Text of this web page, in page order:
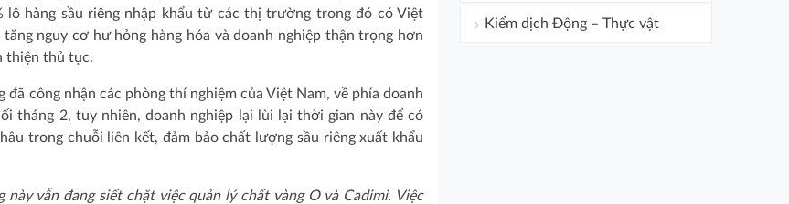
lô hàng sầu riêng nhập khẩu từ các thị trường trong đó có Việt
nguy cơ hư hỏng hàng hóa và doanh nghiệp thận trọng hơn
thiện thủ tục.
công nhận các phòng thí nghiệm của Việt Nam, về phía doanh
tháng 2, tuy nhiên, doanh nghiệp lại lùi lại thời gian này để có
trong chuỗi liên kết, đảm bảo chất lượng sầu riêng xuất khẩu
vẫn đang siết chặt việc quản lý chất vàng O và Cadimi. Việc
Kiểm dịch Động – Thực vật